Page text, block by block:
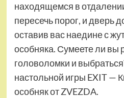
находящемся в
пересечь порог, и дверь
оставив вас наедине с
особняка. Сумеете ли вы
головоломки и
настольной игры EXIT —
особняк от ZVEZDA.